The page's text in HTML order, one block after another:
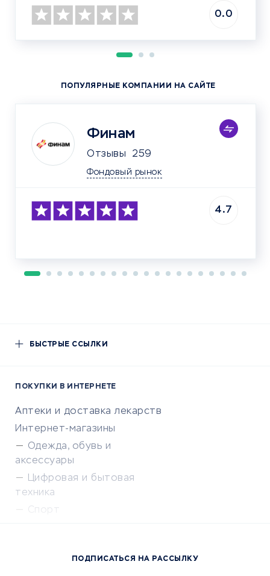
0.0
ПОПУЛЯРНЫЕ КОМПАНИИ НА САЙТЕ
Финам
Отзывы 259
Фондовый рынок
4.7
БЫСТРЫЕ ССЫЛКИ
ПОКУПКИ В ИНТЕРНЕТЕ
Аптеки и доставка лекарств
Интернет-магазины
Одежда, обувь и
аксессуары
Цифровая и бытовая
техника
Спорт
Сервисы доставкиПОДПИСАТЬСЯ НА РАССЫЛКУ